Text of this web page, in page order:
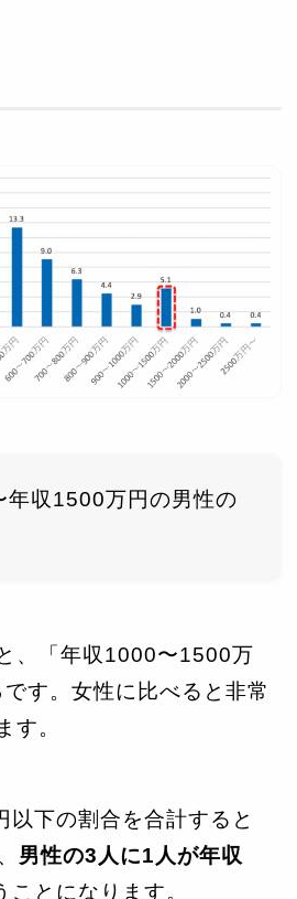
年収1500万円の男性の
、「年収1000〜1500万
す。女性に比べると非常
す。
以下の割合を合計すると
男性の3人に1人が年収
ことになります。